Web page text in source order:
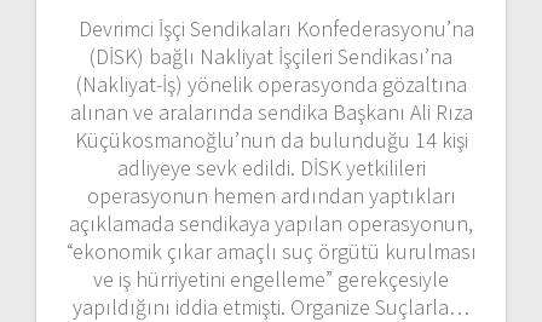
Devrimci İşçi Sendikaları Konfederasyonu’na
(DİSK) bağlı Nakliyat İşçileri Sendikası’na
(Nakliyat-İş) yönelik operasyonda gözaltına
alınan ve aralarında sendika Başkanı Ali Rıza
Küçükosmanoğlu’nun da bulunduğu 14 kişi
adliyeye sevk edildi. DİSK yetkilileri
operasyonun hemen ardından yaptıkları
açıklamada sendikaya yapılan operasyonun,
“ekonomik çıkar amaçlı suç örgütü kurulması
ve iş hürriyetini engelleme” gerekçesiyle
yapıldığını iddia etmişti. Organize Suçlarla…